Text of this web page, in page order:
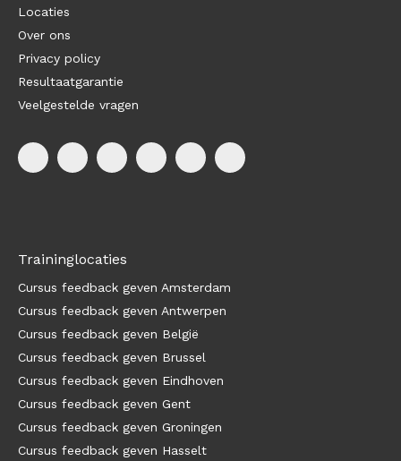
Locaties
Over ons
Privacy policy
Resultaatgarantie
Veelgestelde vragen
Traininglocaties
Cursus feedback geven Amsterdam
Cursus feedback geven Antwerpen
Cursus feedback geven België
Cursus feedback geven Brussel
Cursus feedback geven Eindhoven
Cursus feedback geven Gent
Cursus feedback geven Groningen
Cursus feedback geven Hasselt